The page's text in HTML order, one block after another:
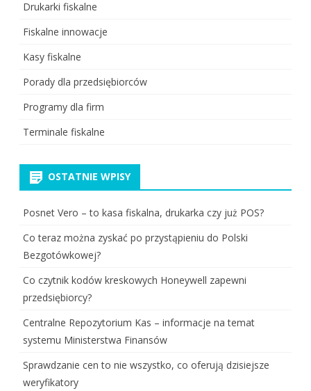
Drukarki fiskalne
Fiskalne innowacje
Kasy fiskalne
Porady dla przedsiębiorców
Programy dla firm
Terminale fiskalne
OSTATNIE WPISY
Posnet Vero – to kasa fiskalna, drukarka czy już POS?
Co teraz można zyskać po przystąpieniu do Polski
Bezgotówkowej?
Co czytnik kodów kreskowych Honeywell zapewni
przedsiębiorcy?
Centralne Repozytorium Kas – informacje na temat
systemu Ministerstwa Finansów
Sprawdzanie cen to nie wszystko, co oferują dzisiejsze
weryfikatory